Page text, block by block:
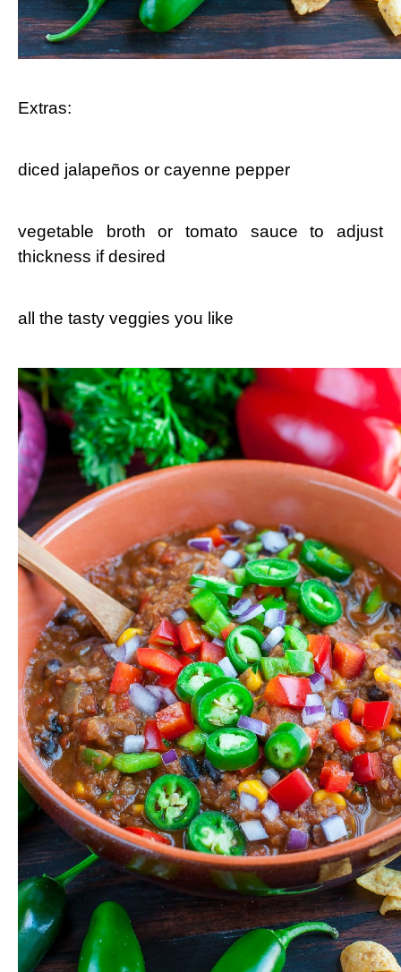
Extras:
diced jalapeños or cayenne pepper
vegetable broth or tomato sauce to adjust
thickness ​if desired
all‌ the tasty veggies you like